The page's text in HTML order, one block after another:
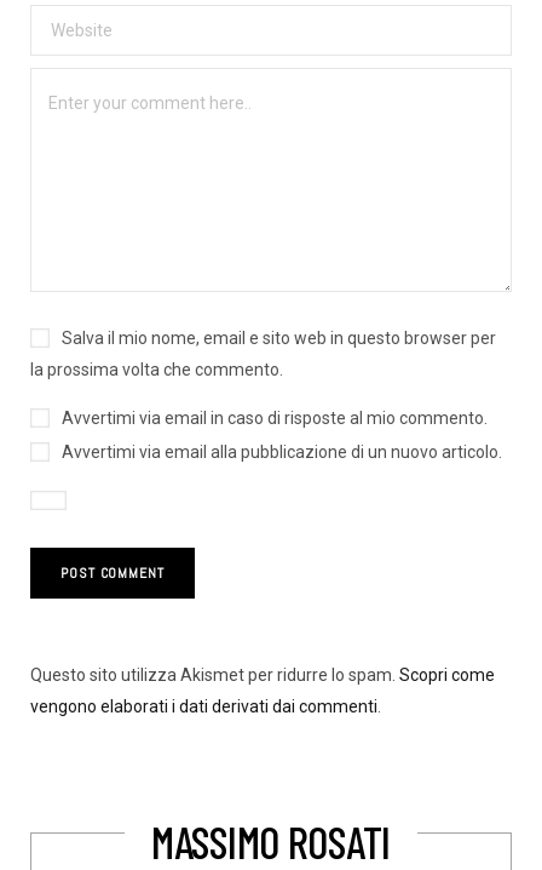
Salva il mio nome, email e sito web in questo browser per
la prossima volta che commento.
Avvertimi via email in caso di risposte al mio commento.
Avvertimi via email alla pubblicazione di un nuovo articolo.
Questo sito utilizza Akismet per ridurre lo spam. Scopri come
vengono elaborati i dati derivati dai commenti
MASSIMO ROSATI